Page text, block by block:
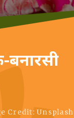
Credit: Unsplash